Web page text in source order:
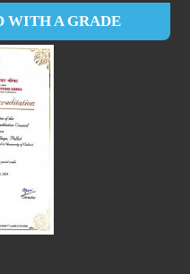
WITH A GRADE